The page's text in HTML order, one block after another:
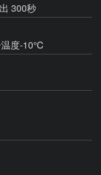
300秒
温度-10℃